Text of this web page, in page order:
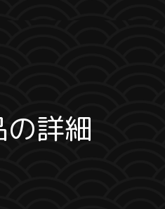
の詳細